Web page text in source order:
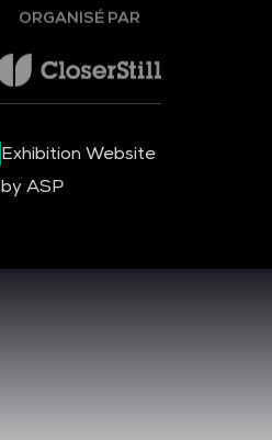
ORGANISÉ PAR
Exhibition Website
by ASP